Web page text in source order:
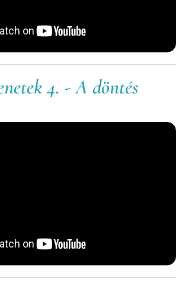
4. - A döntés